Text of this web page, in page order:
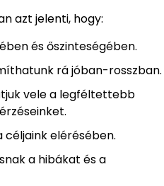
azt jelenti, hogy:
és őszinteségében.
rá jóban-rosszban.
vele a legféltettebb
elérésében.
a hibákat és a